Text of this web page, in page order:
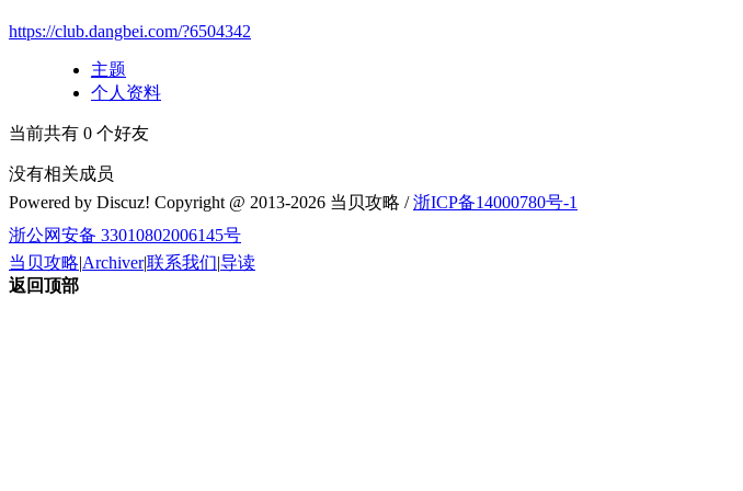
https://club.dangbei.com/?6504342
主题
个人资料
当前共有 0 个好友
没有相关成员
Powered by Discuz! Copyright @ 2013-2026 当贝攻略 /浙ICP备14000780号-1
浙公网安备 33010802006145号
当贝攻略|Archiver|联系我们|导读
返回顶部